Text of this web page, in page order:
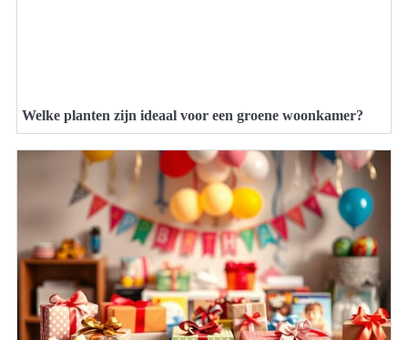
Welke planten zijn ideaal voor een groene woonkamer?